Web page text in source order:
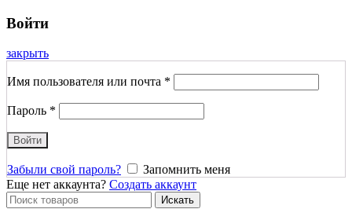
Войти
закрыть
Имя пользователя или почта *
Пароль *
Войти
Забыли свой пароль?
Запомнить меня
Еще нет аккаунта? Создать аккаунт
Search
for:
Искать